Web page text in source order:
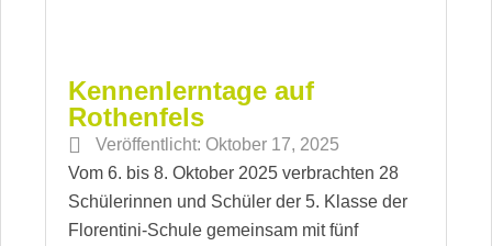
Kennenlerntage auf
Rothenfels
Veröffentlicht: Oktober 17, 2025
Vom 6. bis 8. Oktober 2025 verbrachten 28
Schülerinnen und Schüler der 5. Klasse der
Florentini-Schule gemeinsam mit fünf